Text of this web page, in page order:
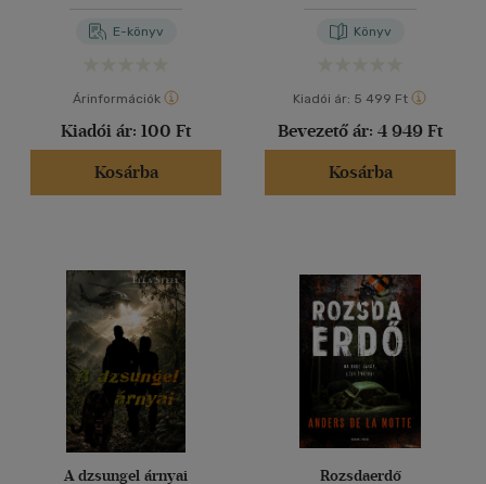
E-könyv
Árinformációk
Kiadói ár: 100 Ft
Kosárba
Könyv
Kiadói ár: 5 499 Ft
Bevezető ár: 4 949 Ft
Kosárba
A dzsungel árnyai Rozsdaerdő